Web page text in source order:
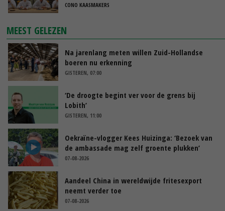
CONO KAASMAKERS
MEEST GELEZEN
Na jarenlang meten willen Zuid-Hollandse
boeren nu erkenning
GISTEREN, 07:00
‘De droogte begint ver voor de grens bij
Lobith’
GISTEREN, 11:00
Oekraïne-vlogger Kees Huizinga: ‘Bezoek van
de ambassade mag zelf groente plukken’
07-08-2026
Aandeel China in wereldwijde fritesexport
neemt verder toe
07-08-2026